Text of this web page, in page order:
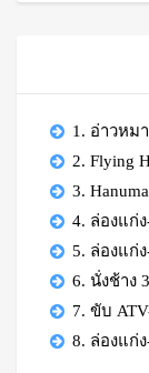
1. อ่าวหม
2. Flying
3.
4. ล่องแก่
5. ล่องแก่
6. นั่งช้าง
7. ขับ
8. ล่องแก่